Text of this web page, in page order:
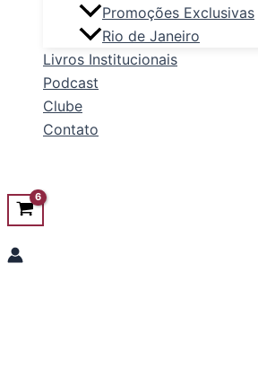
Promoções Exclusivas
Rio de Janeiro
Livros Institucionais
Podcast
Clube
Contato